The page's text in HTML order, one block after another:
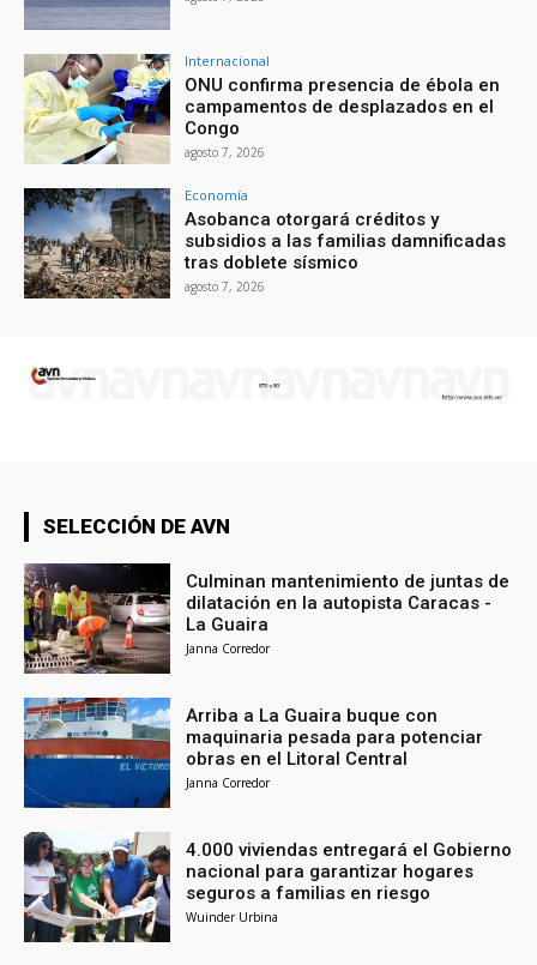
Internacional
ONU confirma presencia de ébola en
campamentos de desplazados en el
Congo
agosto 7, 2026
Economía
Asobanca otorgará créditos y
subsidios a las familias damnificadas
tras doblete sísmico
agosto 7, 2026
SELECCIÓN DE AVN
Culminan mantenimiento de juntas de
dilatación en la autopista Caracas -
La Guaira
Janna Corredor
Arriba a La Guaira buque con
maquinaria pesada para potenciar
obras en el Litoral Central
Janna Corredor
4.000 viviendas entregará el Gobierno
nacional para garantizar hogares
seguros a familias en riesgo
Wuinder Urbina